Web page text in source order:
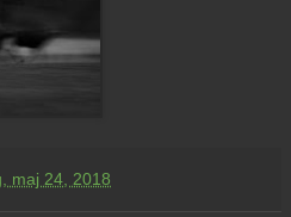
maj 24, 2018